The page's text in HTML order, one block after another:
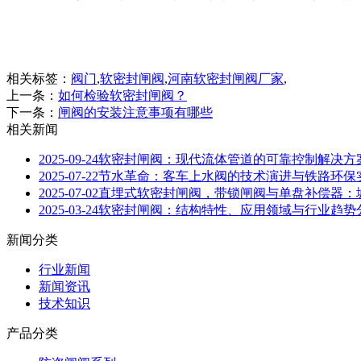
相关标签： 阀门,软密封闸阀,河南软密封闸阀厂家,
上一条： 如何检验软密封闸阀？
下一条： 闸阀的安装注意事项有哪些
相关新闻
2025-09-24软密封闸阀：现代流体管道的可靠控制解决方
2025-07-22节水革命：客车上水阀的技术演进与铁路环保
2025-07-02直埋式软密封闸阀，带锁闸阀与单盘补偿器：
2025-03-24软密封闸阀：结构特性、应用领域与行业趋势
新闻分类
行业新闻
新闻资讯
技术知识
产品分类